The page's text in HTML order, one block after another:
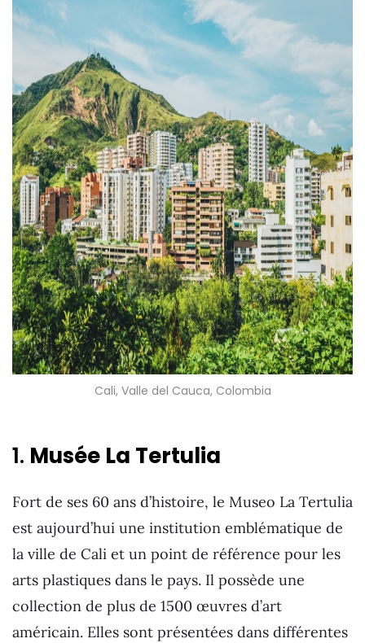
Cali, Valle del Cauca, Colombia
1. Musée La Tertulia
Fort de ses 60 ans d’histoire, le Museo La Tertulia
est aujourd’hui une institution emblématique de
la ville de Cali et un point de référence pour les
arts plastiques dans le pays. Il possède une
collection de plus de 1500 œuvres d’art
américain. Elles sont présentées dans différentes